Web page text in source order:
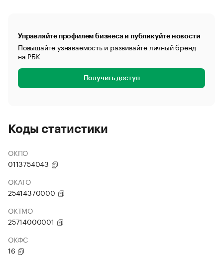
Управляйте профилем бизнеса и публикуйте новости
Повышайте узнаваемость и развивайте личный бренд
на РБК
Получить доступ
Коды статистики
ОКПО
0113754043
ОКАТО
25414370000
ОКТМО
25714000001
ОКФС
16